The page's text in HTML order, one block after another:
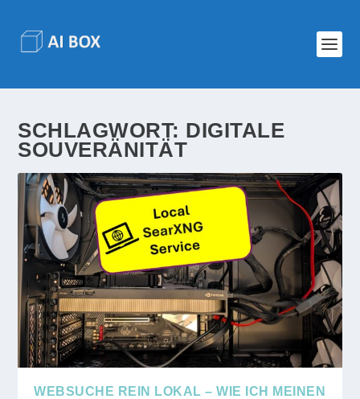
SCHLAGWORT: DIGITALE
SOUVERÄNITÄT
WEBSUCHE REIN LOKAL – WIE ICH MEINEN